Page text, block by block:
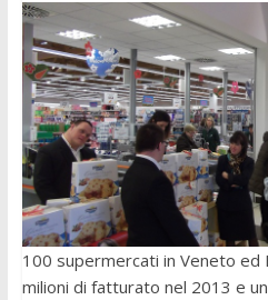
100 supermercati in Veneto ed
milioni di fatturato nel 2013 e